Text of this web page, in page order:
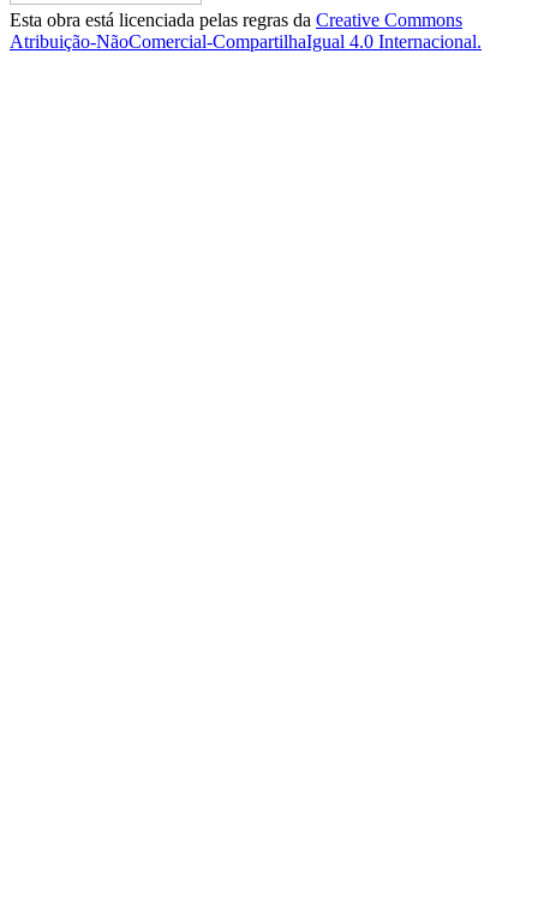
Esta obra está licenciada pelas regras da Creative Commons
Atribuição-NãoComercial-CompartilhaIgual 4.0 Internacional.